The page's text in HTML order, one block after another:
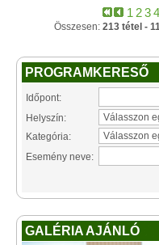
1 234
Összesen: 213 tétel -
PROGRAMKERESŐ
Időpont:
Helyszín:
Kategória:
Esemény neve:
GALÉRIA AJÁNLÓ